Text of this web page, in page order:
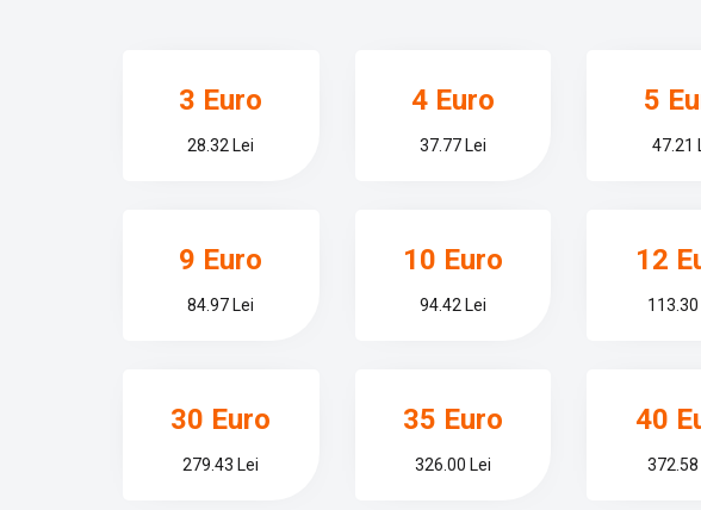
3 Euro
28.32 Lei
4 Euro
37.77 Lei
5
47.21
9 Euro
84.97 Lei
10 Euro
94.42 Lei
12
113.30
30 Euro
279.43 Lei
35 Euro
326.00 Lei
40
372.58